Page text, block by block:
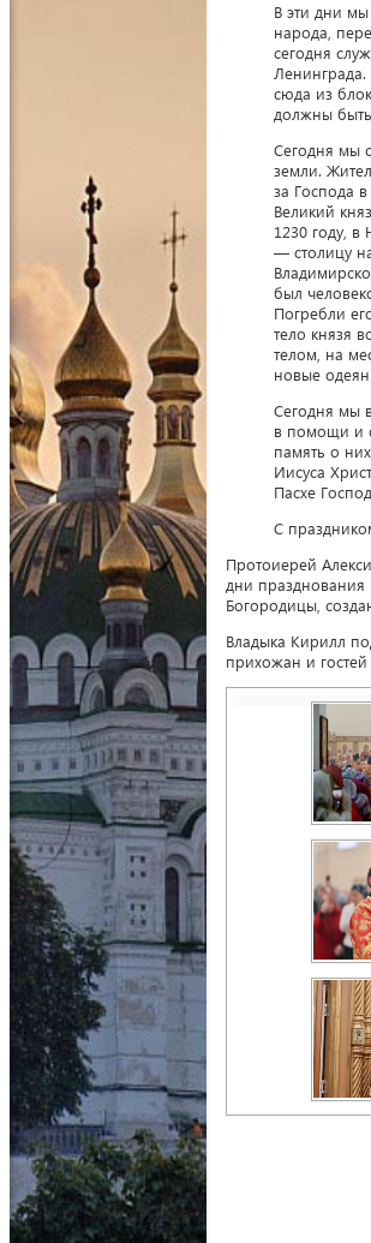
В эти дни
народа,
сегодня
сюда из
должны
Сегодня мы
земли.
за Господа
Великий
1230 году,
— столицу
был
Погребли
тело князя
телом, на
новые
Сегодня мы
в помощи и
память о
Иисуса
Пасхе
С
Протоиерей
дни
Богородицы,
Владыка Кирилл
прихожан и